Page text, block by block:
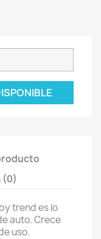
(0)
trend es lo
auto. Crece
uso.